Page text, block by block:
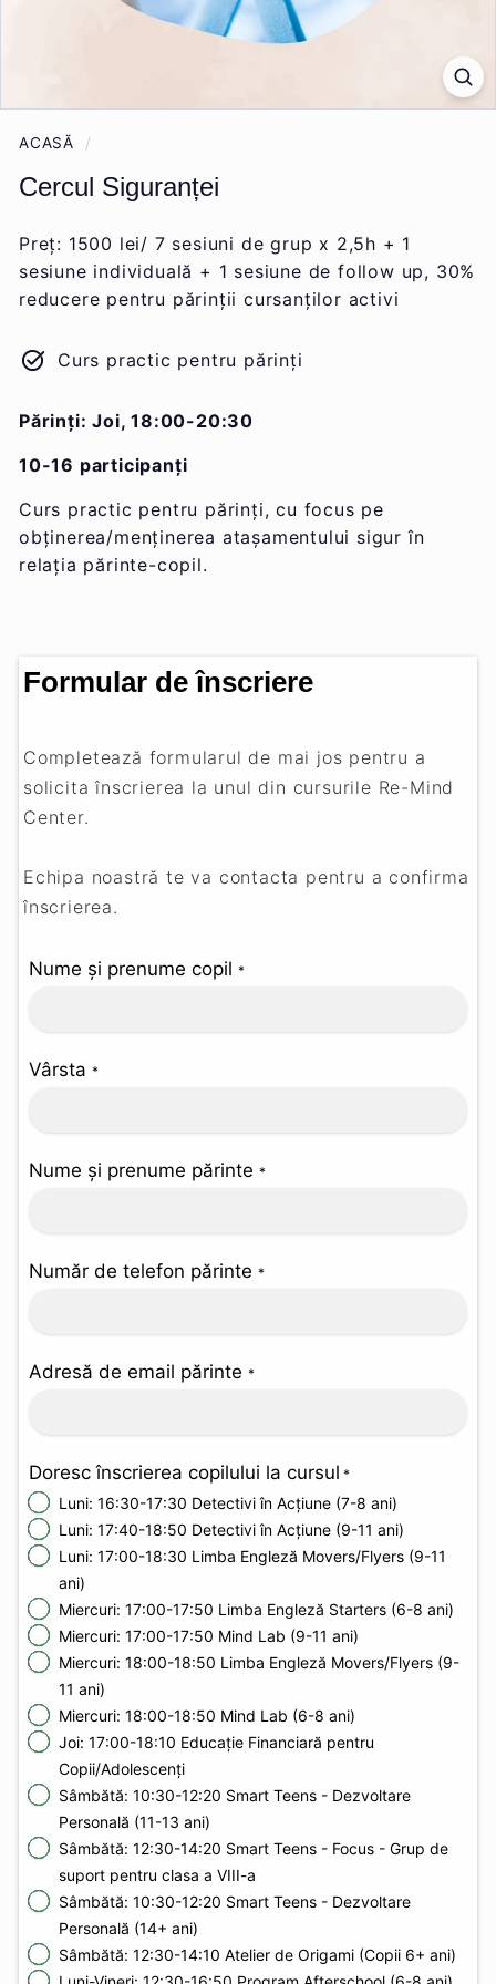
ACASĂ /
Cercul Siguranței
Preț: 1500 lei/ 7 sesiuni de grup x 2,5h + 1
sesiune individuală + 1 sesiune de follow up, 30%
reducere pentru părinții cursanților activi
Curs practic pentru părinți
Părinți: Joi, 18:00-20:30
10-16 participanți
Curs practic pentru părinți, cu focus pe
obținerea/menținerea atașamentului sigur în
relația părinte-copil.
Formular de înscriere
Completează formularul de mai jos pentru a
solicita înscrierea la unul din cursurile Re-Mind
Center.
Echipa noastră te va contacta pentru a confirma
înscrierea.
Nume și prenume copil *
Vârsta *
Nume și prenume părinte *
Număr de telefon părinte *
Adresă de email părinte *
Doresc înscrierea copilului la cursul *
Luni: 16:30-17:30 Detectivi în Acțiune (7-8 ani)
Luni: 17:40-18:50 Detectivi în Acțiune (9-11 ani)
Luni: 17:00-18:30 Limba Engleză Movers/Flyers (9-11
ani)
Miercuri: 17:00-17:50 Limba Engleză Starters (6-8 ani)
Miercuri: 17:00-17:50 Mind Lab (9-11 ani)
Miercuri: 18:00-18:50 Limba Engleză Movers/Flyers (9-
11 ani)
Miercuri: 18:00-18:50 Mind Lab (6-8 ani)
Joi: 17:00-18:10 Educație Financiară pentru
Copii/Adolescenți
Sâmbătă: 10:30-12:20 Smart Teens - Dezvoltare
Personală (11-13 ani)
Sâmbătă: 12:30-14:20 Smart Teens - Focus - Grup de
suport pentru clasa a VIII-a
Sâmbătă: 10:30-12:20 Smart Teens - Dezvoltare
Personală (14+ ani)
Sâmbătă: 12:30-14:10 Atelier de Origami (Copii 6+ ani)